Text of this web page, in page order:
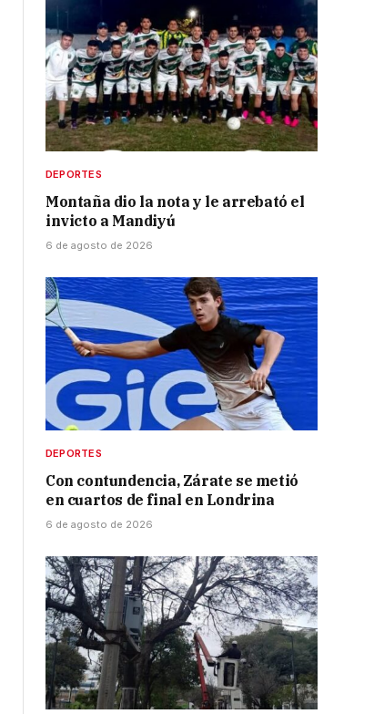
DEPORTES
Montaña dio la nota y le arrebató el
invicto a Mandiyú
6 de agosto de 2026
DEPORTES
Con contundencia, Zárate se metió
en cuartos de final en Londrina
6 de agosto de 2026